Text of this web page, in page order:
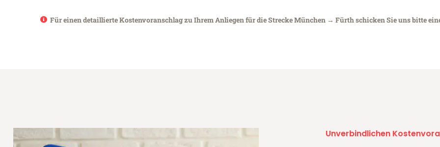
Für einen detaillierte Kostenvoranschlag zu Ihrem Anliegen für die Strecke München → Fürth schicken Sie uns bitte
Unverbindlichen